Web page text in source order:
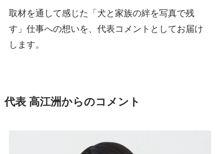
取材を通して感じた「犬と家族の絆を写真で残
す」仕事への想いを、代表コメントとしてお届け
します。
代表 高江洲からのコメント